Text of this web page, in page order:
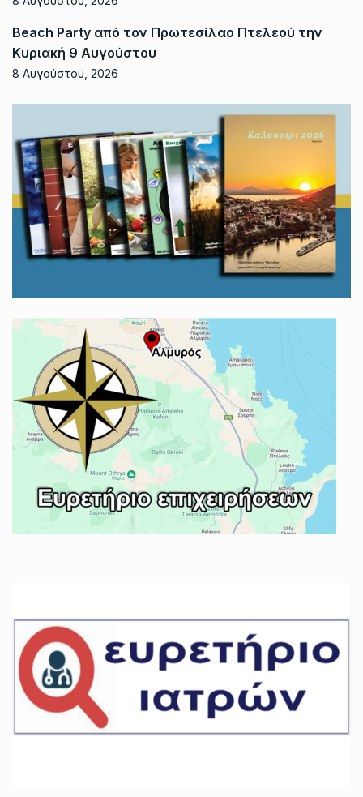
Beach Party από τον Πρωτεσίλαο Πτελεού την
Κυριακή 9 Αυγούστου
8 Αυγούστου, 2026